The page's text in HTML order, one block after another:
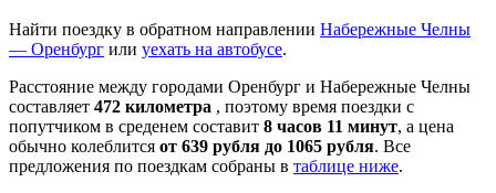
Найти поездку в обратном направлении Набережные Челны
— Оренбург или уехать на автобусе.
Расстояние между городами Оренбург и Набережные Челны
составляет 472 километра , поэтому время поездки с
попутчиком в среденем составит 8 часов 11 минут, а цена
обычно колеблится от 639 рубля до 1065 рубля. Все
предложения по поездкам собраны в таблице ниже.